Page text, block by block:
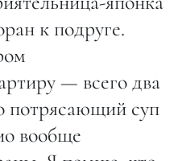
к подруге.
— всего два
потрясающий суп
вообще